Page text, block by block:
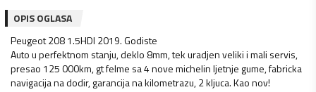
OPIS OGLASA
Peugeot 208 1.5HDI 2019. Godiste
Auto u perfektnom stanju, deklo 8mm, tek uradjen veliki i mali servis,
presao 125 000km, gt felme sa 4 nove michelin ljetnje gume, fabricka
navigacija na dodir, garancija na kilometrazu, 2 kljuca. Kao nov!